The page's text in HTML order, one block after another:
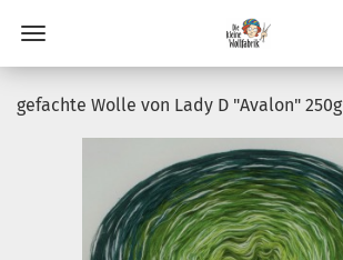
gefachte Wolle von Lady D "Avalon" 250g